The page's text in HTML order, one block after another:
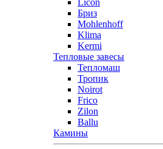
Licon
Бриз
Mohlenhoff
Klima
Kermi
Тепловые завесы
Тепломаш
Тропик
Noirot
Frico
Zilon
Ballu
Камины